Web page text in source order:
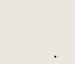
Sehen